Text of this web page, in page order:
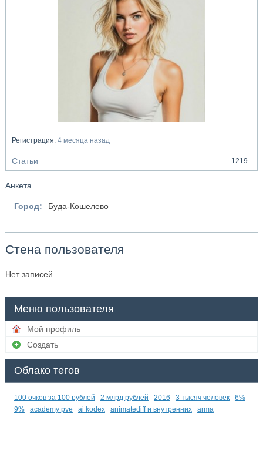
Регистрация:4 месяца назад
Статьи 1219
Анкета
Город: Буда-Кошелево
Стена пользователя
Нет записей.
Меню пользователя
Мой профиль
Создать
Облако тегов
100 очков за 100 рублей 2 млрд рублей 2016 3 тысяч человек
6%
9%
academy pve ai kodex animatediff и внутренних arma